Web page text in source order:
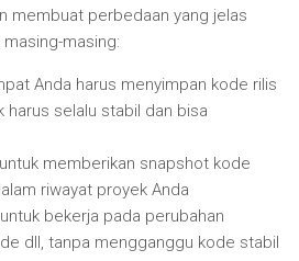
membuat perbedaan yang jelas
masing:
Anda harus menyimpan kode rilis
harus selalu stabil dan bisa
memberikan snapshot kode
riwayat proyek Anda
bekerja pada perubahan
dll, tanpa mengganggu kode stabil